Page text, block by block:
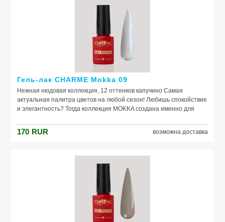
Гель-лак CHARME Mokka 09
Нежная нюдовая коллекция, 12 оттенков капучино Самая
актуальная палитра цветов на любой сезон! Любишь спокойствие
и элегантность? Тогда коллекция MOKKA создана именно для
нанесение
170 RUR возможна доставка